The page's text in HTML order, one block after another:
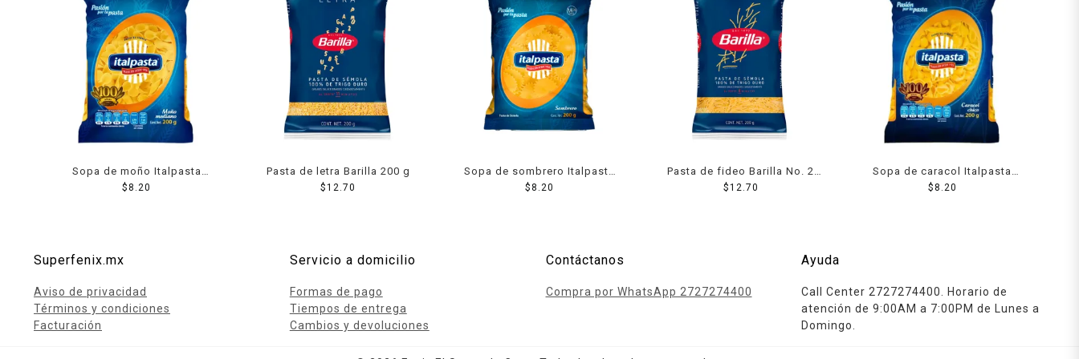
Sopa de moño Italpasta
mediano 200 g
$ 8.20
Pasta de letra Barilla 200 g
$12.70
Sopa de sombrero Italpasta
200 g
$ 8.20
Pasta de fideo Barilla No. 2
200 g
$12.70
Sopa de caracol Italpasta
chico 200 g
$ 8.20
Superfenix.mx
Aviso de privacidad
Términos y condiciones
Facturación
Servicio a domicilio
Formas de pago
Tiempos de entrega
Cambios y devoluciones
Contáctanos
Compra por WhatsApp 2727274400
Ayuda
Call Center 2727274400. Horario de
atención de 9:00AM a 7:00PM de Lunes a
Domingo.